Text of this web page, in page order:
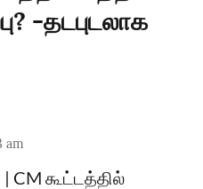
-தடபுடலாக
am
| CM கூட்டத்தில்